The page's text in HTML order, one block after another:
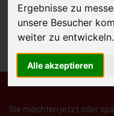
Ergebnisse zu
unsere Besucher
weiter zu entwickeln.
Alle akzeptieren
Abholung, auf Wunsch sofort
Wir
Sie möchten jetzt oder